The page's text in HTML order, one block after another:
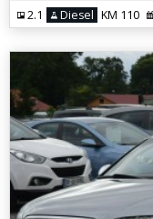
2.1 Diesel KM 110